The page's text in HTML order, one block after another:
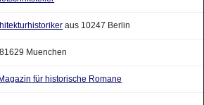
aus 10247 Berlin
Muenchen
für historische Romane